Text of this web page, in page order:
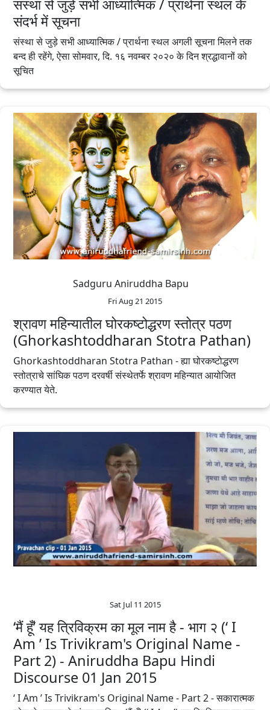
संस्था से जुड़े सभी आध्यात्मिक / प्रार्थना स्थल के
संदर्भ में सूचना
संस्था से जुड़े सभी आध्यात्मिक / प्रार्थना स्थल अगली सूचना मिलने तक
बन्द ही रहेंगे, ऐसा सोमवार, दि. १६ नवम्बर २०२० के दिन श्रद्धावानों को
सूचित
Sadguru Aniruddha Bapu
Fri Aug 21 2015
श्रावण महिन्यातील घोरकष्टोद्धरण स्तोत्र पठण
(Ghorkashtoddharan Stotra Pathan)
Ghorkashtoddharan Stotra Pathan - ह्या घोरकष्टोद्धरण
स्तोत्राचे सांघिक पठण दरवर्षी संस्थेतर्फे श्रावण महिन्यात आयोजित
करण्यात येते.
Sat Jul 11 2015
‘मैं हूँ’ यह त्रिविक्रम का मूल नाम है - भाग २ (‘ I
Am ’ Is Trivikram's Original Name -
Part 2) - Aniruddha Bapu‬ Hindi‬
Discourse 01 Jan 2015
‘ I Am ’ Is Trivikram's Original Name - Part 2 - सकारात्मक